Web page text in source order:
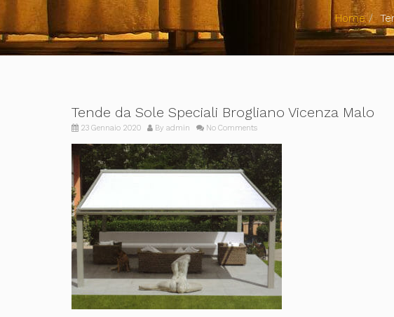
Home
Tende da Sole Speciali Brogliano Vicenza Malo
23 Gennaio 2020 By admin No Comments